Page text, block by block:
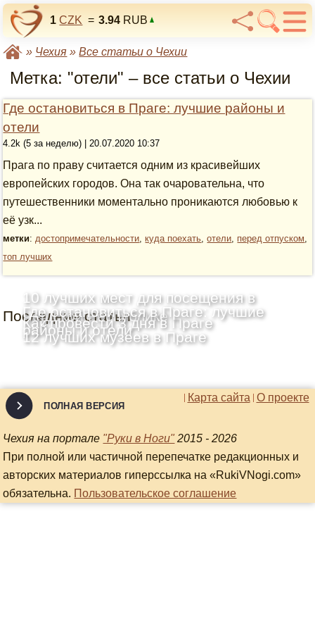
1 CZK = 3.94 RUB
» Чехия »Все статьи о Чехии
Метка: "отели" – все статьи о Чехии
Где остановиться в Праге: лучшие районы и
отели
4.2k (5 за неделю) | 20.07.2020 10:37
Прага по праву считается одним из красивейших
европейских городов. Она так очаровательна, что
путешественники моментально проникаются любовью к
её узк...
метки:достопримечательности,куда поехать,отели, перед отпуском,
топ лучших
Последние статьи
10 лучших мест для посещения в
Чешской Республике
Как провести 3 дня в Праге
Где остановиться в Праге: лучшие
районы и отели
12 лучших музеев в Праге
О проекте
Карта сайта
ПОЛНАЯ ВЕРСИЯ
Чехия на портале "Руки в Ноги" 2015 - 2026
При полной или частичной перепечатке редакционных и
авторских материалов гиперссылка на «RukiVNogi.com»
обязательна. Пользовательское соглашение